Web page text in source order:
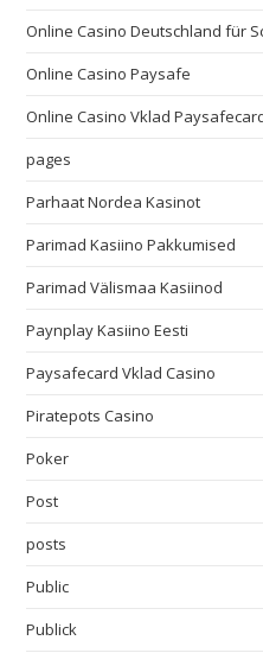
Online Casino Deutschland für
Online Casino Paysafe
Online Casino Vklad
pages
Parhaat Nordea Kasinot
Parimad Kasiino Pakkumised
Parimad Välismaa Kasiinod
Paynplay Kasiino Eesti
Paysafecard Vklad Casino
Piratepots Casino
Poker
Post
posts
Public
Publick